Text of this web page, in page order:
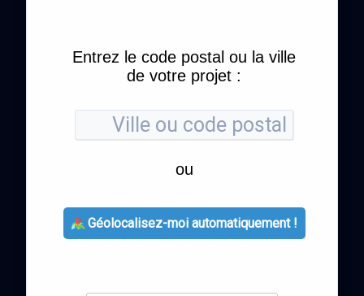
Entrez le code postal ou la ville
de votre projet :
ou
Géolocalisez-moi automatiquement !